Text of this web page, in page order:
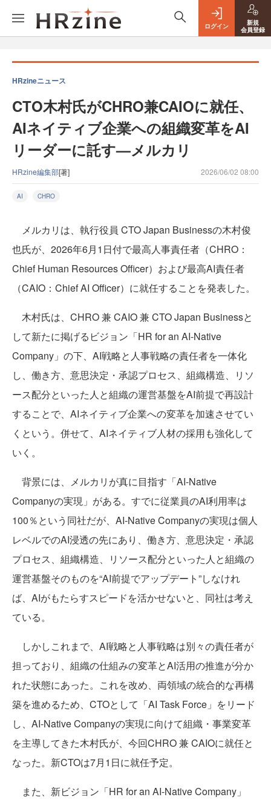
ログイン
新規
会員登録
HRzineニュース
CTO木村氏がCHRO兼CAIOに就任、
AIネイティブ企業への組織変革をAI
リーダーに託す—メルカリ
HRzine編集部[著] 2026/06/02 08:00
AI CHRO
メルカリは、執行役員 CTO Japan Businessの木村俊
也氏が、2026年6月1日付で最高人事責任者（CHRO：
Chief Human Resources Officer）および最高AI責任者
（CAIO：Chief AI Officer）に就任することを発表した。
木村氏は、CHRO 兼 CAIO 兼 CTO Japan Businessと
して新たに掲げるビジョン「HR for an AI-Native
Company」の下、AI戦略と人事戦略の責任者を一体化
し、働き方、意思決定・承認プロセス、組織構造、リソ
ース配分といった人と組織の運営基盤をAI前提で再設計
することで、AIネイティブ企業への変革を加速させてい
くという。併せて、AIネイティブ人材の採用も強化して
いく。
背景には、メルカリが真に目指す「AI-Native
Companyの実現」がある。すでに従業員のAI利用率は
100％という同社だが、AI-Native Companyの実現は個人
レベルでのAI浸透の先にあり、働き方、意思決定・承認
プロセス、組織構造、リソース配分といった人と組織の
運営基盤そのものを“AI前提でアップデート”しなけれ
ば、AIがもたらすスピードを活かせないと、同社は考え
ている。
しかしこれまで、AI戦略と人事戦略は別々の責任者が
担っており、組織の仕組みの変革とAI活用の推進が分か
れた状態にあった。これを改め、両領域の統合的な再構
築を進めるため、CTOとして「AI Task Force」をリード
し、AI-Native Companyの実現に向けて組織・事業変革
を主導してきた木村氏が、今回CHRO 兼 CAIOに就任と
なった。新CTOは7月1日に就任予定。
また、新ビジョン「HR for an AI-Native Company」